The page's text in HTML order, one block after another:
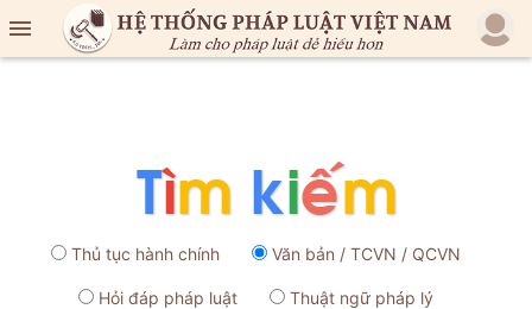

Thủ tục hành chính Văn bản / TCVN / QCVN
Hỏi đáp pháp luật Thuật ngữ pháp lý